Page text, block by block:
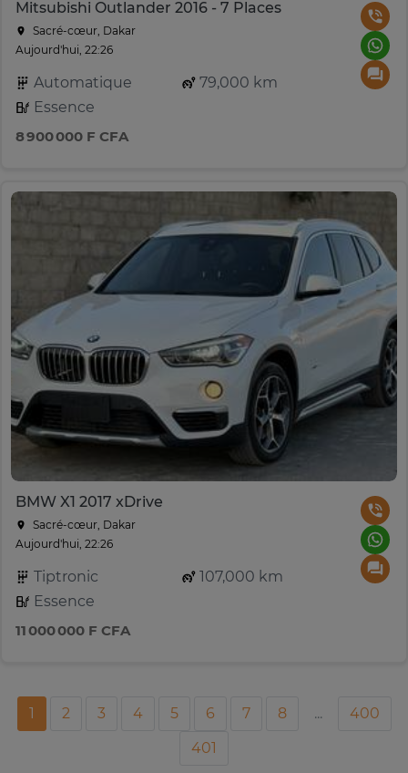
Mitsubishi Outlander 2016 - 7 Places
Sacré-cœur, Dakar
Aujourd'hui, 22:26
Automatique
79,000 km
Essence
8 900 000 F CFA
BMW X1 2017 xDrive
Sacré-cœur, Dakar
Aujourd'hui, 22:26
Tiptronic
107,000 km
Essence
11 000 000 F CFA
1 2 3 4 5 6 7 8 ...
400
401